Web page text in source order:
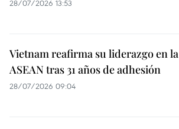
28/07/2026 13:53
Vietnam reafirma su liderazgo en la
ASEAN tras 31 años de adhesión
28/07/2026 09:04